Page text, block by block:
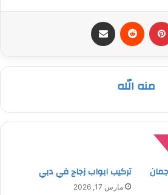
بينتيريست
منه الله
تركيب ابواب زجاج في دبي
مارس 17, 2026